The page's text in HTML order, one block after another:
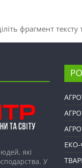
фрагмент тексту
які
У